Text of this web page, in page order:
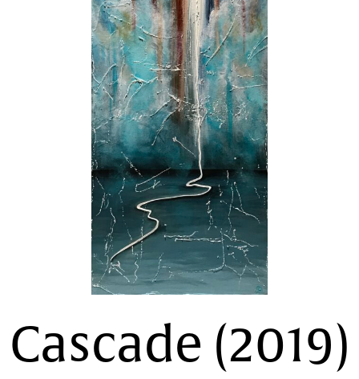
Cascade (2019)